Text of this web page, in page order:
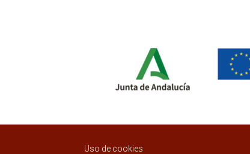
Uso de cookies